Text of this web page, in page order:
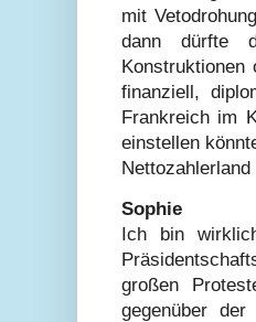
mit
dann dürfte
finanziell,
Frankreich im
einstellen
Sophie
Ich bin
großen
gegenüber